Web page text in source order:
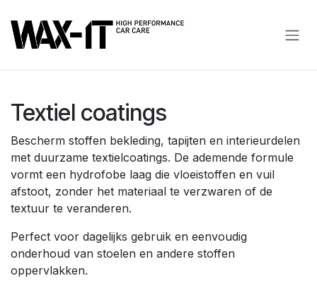
Textiel coatings
Bescherm stoffen bekleding, tapijten en interieurdelen
met duurzame textielcoatings. De ademende formule
vormt een hydrofobe laag die vloeistoffen en vuil
afstoot, zonder het materiaal te verzwaren of de
textuur te veranderen.
Perfect voor dagelijks gebruik en eenvoudig
onderhoud van stoelen en andere stoffen
oppervlakken.